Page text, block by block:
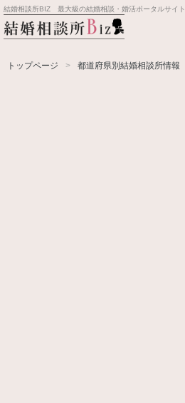
結婚相談所BIZ 最大級の結婚相談・婚活ポータルサイト
トップページ 都道府県別結婚相談所情報